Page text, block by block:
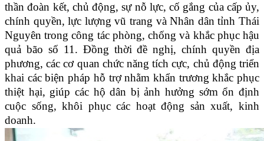
thần đoàn kết, chủ động, sự nỗ lực, cố gắng của cấp ủy,
chính quyền, lực lượng vũ trang và Nhân dân tỉnh Thái
Nguyên trong công tác phòng, chống và khắc phục hậu
quả bão số 11. Đồng thời đề nghị, chính quyền địa
phương, các cơ quan chức năng tích cực, chủ động triển
khai các biện pháp hỗ trợ nhằm khẩn trương khắc phục
thiệt hại, giúp các hộ dân bị ảnh hưởng sớm ổn định
cuộc sống, khôi phục các hoạt động sản xuất, kinh
doanh.